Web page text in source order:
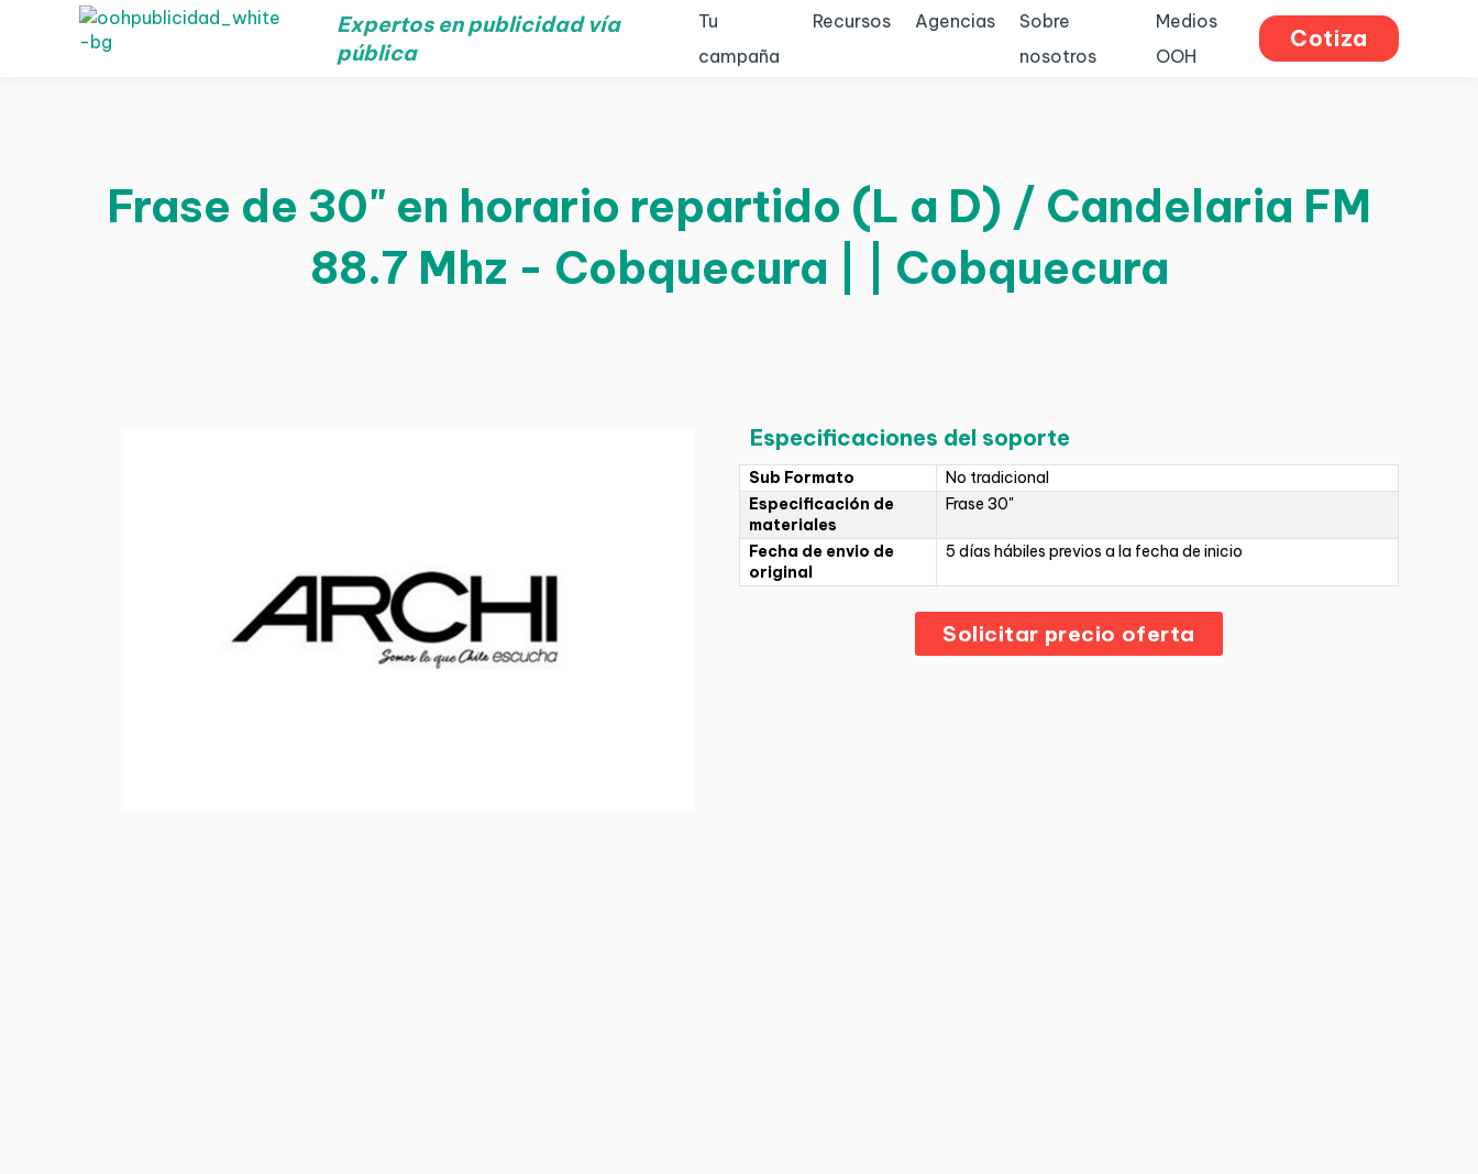
Expertos en publicidad vía
pública
Tu
campaña
Recursos Agencias
Sobre
nosotros
Medios
OOH
Cotiza
Frase de 30" en horario repartido (L a D) / Candelaria FM
88.7 Mhz - Cobquecura | | Cobquecura
Especificaciones del soporte
Sub Formato
No tradicional
Especificación de
materiales
Frase 30"
Fecha de envio de
original
5 días hábiles previos a la fecha de inicio
Solicitar precio oferta